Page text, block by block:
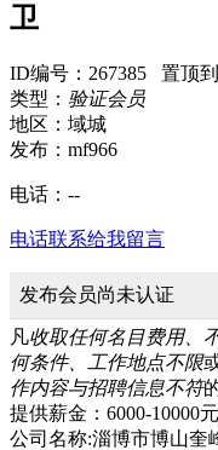
卫
ID编号：267385 置顶
类型： 验证会员
地区：域城
发布：mf966
电话： --
电话联系给我留言
发布会员尚未认证
凡收取任何名目费用、
何条件、工作地点不限
作内容与招聘信息不符
提供薪金：6000-10000
公司名称:淄博市博山奎